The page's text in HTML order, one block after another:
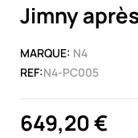
Jimny
MARQUE: N4
REF:N4-PC005
649,20 €